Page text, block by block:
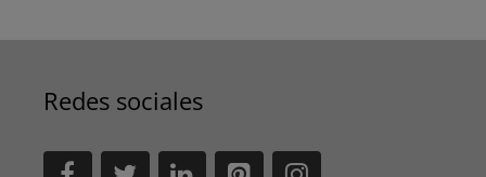
Redes sociales